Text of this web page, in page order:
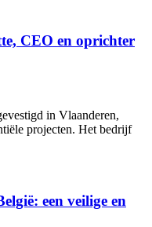
CEO en oprichter
in Vlaanderen,
projecten. Het bedrijf
een veilige en